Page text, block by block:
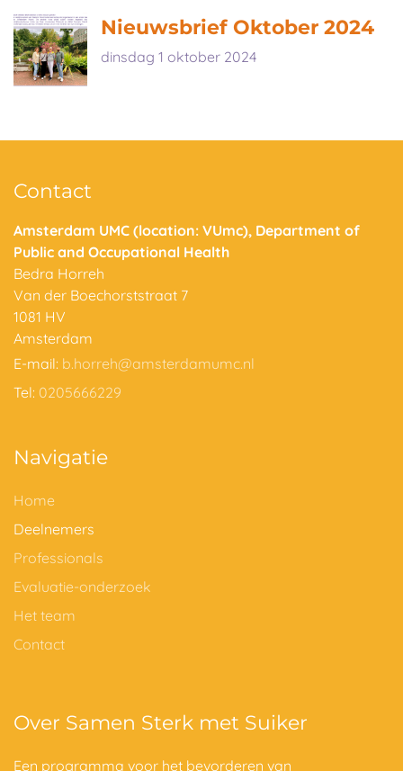
Nieuwsbrief Oktober 2024
dinsdag 1 oktober 2024
Contact
Amsterdam UMC (location: VUmc), Department of
Public and Occupational Health
Bedra Horreh
Van der Boechorststraat 7
1081 HV
Amsterdam
E-mail: b.horreh@amsterdamumc.nl
Tel: 0205666229
Navigatie
Home
Deelnemers
Professionals
Evaluatie-onderzoek
Het team
Contact
Over Samen Sterk met Suiker
Een programma voor het bevorderen van